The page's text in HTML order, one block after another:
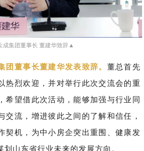
成集团董事长 董建华致辞▲
团董事长董建华发表致辞。 董总首先
热烈欢迎，并对举行此次交流会的重
希望借此次活动，能够加强与行业同
交流，增进彼此之间的了解和信任，
契机，为中小房企突出重围、健康发
划山东省行业未来的发展方向。